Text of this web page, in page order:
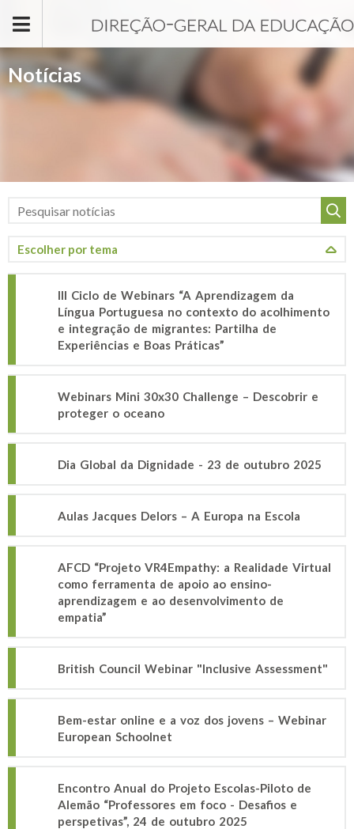
Notícias
III Ciclo de Webinars “A Aprendizagem da
Língua Portuguesa no contexto do acolhimento
e integração de migrantes: Partilha de
Experiências e Boas Práticas”
Webinars Mini 30x30 Challenge – Descobrir e
proteger o oceano
Dia Global da Dignidade - 23 de outubro 2025
Aulas Jacques Delors – A Europa na Escola
AFCD “Projeto VR4Empathy: a Realidade Virtual
como ferramenta de apoio ao ensino-
aprendizagem e ao desenvolvimento de
empatia”
British Council Webinar "Inclusive Assessment"
Bem-estar online e a voz dos jovens – Webinar
European Schoolnet
Encontro Anual do Projeto Escolas-Piloto de
Alemão “Professores em foco - Desafios e
perspetivas”, 24 de outubro 2025